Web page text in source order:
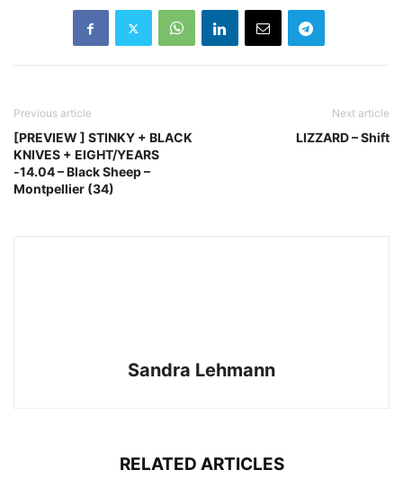
Previous article
[PREVIEW ] STINKY + BLACK
KNIVES + EIGHT/YEARS
-14.04 – Black Sheep –
Montpellier (34)
Next article
LIZZARD – Shift
Sandra Lehmann
RELATED ARTICLES